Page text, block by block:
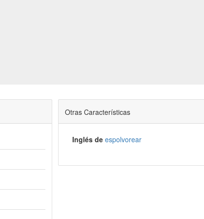
Otras Características
Inglés de espolvorear